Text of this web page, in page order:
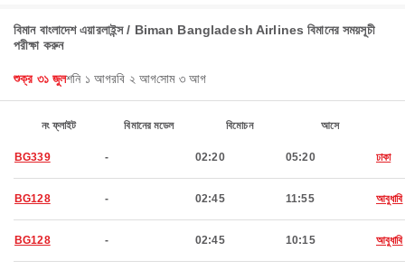
বিমান বাংলাদেশ এয়ারলাইন্স / Biman Bangladesh Airlines বিমানের সময়সূচী
পরীক্ষা করুন
শুক্র ৩১ জুলশনি ১ আগরবি ২ আগসোম ৩ আগ
নং ফ্লাইট বিমানের মডেল বিমোচন আসে
BG339 - 02:20 05:20 ঢাকা
BG128 - 02:45 11:55 আবুধাবি
BG128 - 02:45 10:15 আবুধাবি